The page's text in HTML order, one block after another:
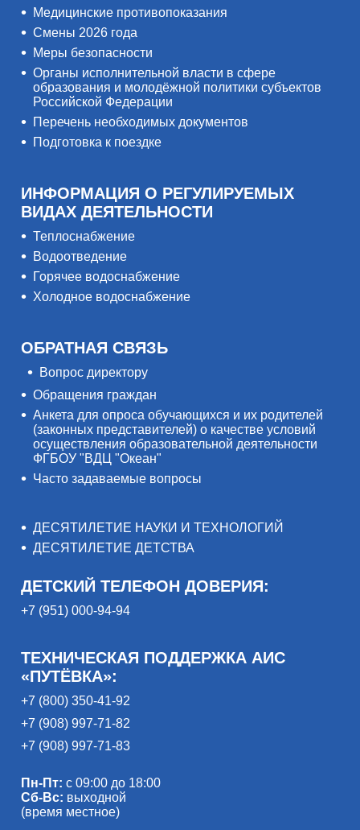
Медицинские противопоказания
Смены 2026 года
Меры безопасности
Органы исполнительной власти в сфере
образования и молодёжной политики субъектов
Российской Федерации
Перечень необходимых документов
Подготовка к поездке
ИНФОРМАЦИЯ О РЕГУЛИРУЕМЫХ
ВИДАХ ДЕЯТЕЛЬНОСТИ
Теплоснабжение
Водоотведение
Горячее водоснабжение
Холодное водоснабжение
ОБРАТНАЯ СВЯЗЬ
Вопрос директору
Обращения граждан
Анкета для опроса обучающихся и их родителей
(законных представителей) о качестве условий
осуществления образовательной деятельности
ФГБОУ "ВДЦ "Океан"
Часто задаваемые вопросы
ДЕСЯТИЛЕТИЕ НАУКИ И ТЕХНОЛОГИЙ
ДЕСЯТИЛЕТИЕ ДЕТСТВА
ДЕТСКИЙ ТЕЛЕФОН ДОВЕРИЯ:
+7 (951) 000-94-94
ТЕХНИЧЕСКАЯ ПОДДЕРЖКА АИС
«ПУТЁВКА»:
+7 (800) 350-41-92
+7 (908) 997-71-82
+7 (908) 997-71-83
Пн-Пт: с 09:00 до 18:00
Сб-Вс: выходной
(время местное)